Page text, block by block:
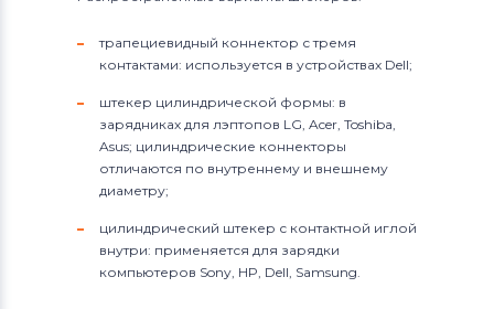
трапециевидный коннектор с тремя
контактами: используется в устройствах Dell;
штекер цилиндрической формы: в
зарядниках для лэптопов LG, Acer, Toshiba,
Asus; цилиндрические коннекторы
отличаются по внутреннему и внешнему
диаметру;
цилиндрический штекер с контактной иглой
внутри: применяется для зарядки
компьютеров Sony, HP, Dell, Samsung.